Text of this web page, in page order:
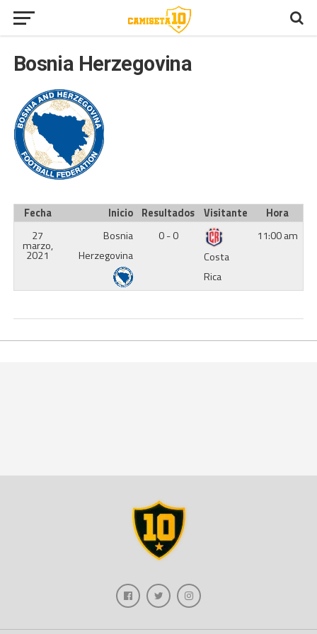
Bosnia Herzegovina
Fecha Inicio Resultados Visitante
Hora
27
marzo,
2021
Bosnia
Herzegovina
0 - 0
Costa
Rica
11:00 am